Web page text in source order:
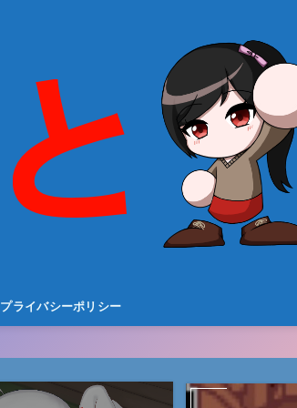
プライバシーポリシー